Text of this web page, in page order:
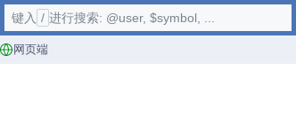
网页端
键入 / 进行搜索: @user, $symbol, ...